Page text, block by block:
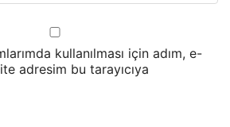
kullanılması için adım, e-
adresim bu tarayıcıya